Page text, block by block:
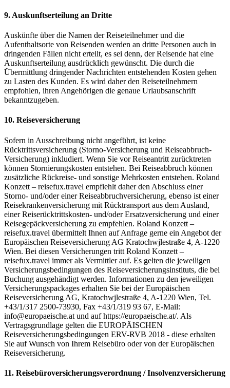
9. Auskunftserteilung an Dritte
Auskünfte über die Namen der Reiseteilnehmer und die
Aufenthaltsorte von Reisenden werden an dritte Personen auch in
dringenden Fällen nicht erteilt, es sei denn, der Reisende hat eine
Auskunftserteilung ausdrücklich gewünscht. Die durch die
Übermittlung dringender Nachrichten entstehenden Kosten gehen
zu Lasten des Kunden. Es wird daher den Reiseteilnehmern
empfohlen, ihren Angehörigen die genaue Urlaubsanschrift
bekanntzugeben.
10. Reiseversicherung
Sofern in Ausschreibung nicht angeführt, ist keine
Rücktrittsversicherung (Storno-Versicherung und Reiseabbruch-
Versicherung) inkludiert. Wenn Sie vor Reiseantritt zurücktreten
können Stornierungskosten entstehen. Bei Reiseabbruch können
zusätzliche Rückreise- und sonstige Mehrkosten entstehen. Roland
Konzett – reisefux.travel empfiehlt daher den Abschluss einer
Storno- und/oder einer Reiseabbruchversicherung, ebenso ist einer
Reisekrankenversicherung mit Rücktransport aus dem Ausland,
einer Reiserücktrittskosten- und/oder Ersatzversicherung und einer
Reisegepäckversicherung zu empfehlen. Roland Konzett –
reisefux.travel übermittelt Ihnen auf Anfrage gerne ein Angebot der
Europäischen Reiseversicherung AG Kratochwjlestraße 4, A-1220
Wien. Bei diesen Versicherungen tritt Roland Konzett –
reisefux.travel immer als Vermittler auf. Es gelten die jeweiligen
Versicherungsbedingungen des Reiseversicherungsinstituts, die bei
Buchung ausgehändigt werden. Informationen zu den jeweiligen
Versicherungspackages erhalten Sie bei der Europäischen
Reiseversicherung AG, Kratochwjlestraße 4, A-1220 Wien, Tel.
+43/1/317 2500-73930, Fax +43/1/319 93 67, E-Mail:
info@europaeische.at und auf https://europaeische.at/. Als
Vertragsgrundlage gelten die EUROPÄISCHEN
Reiseversicherungsbedingungen ERV-RVB 2018 - diese erhalten
Sie auf Wunsch von Ihrem Reisebüro oder von der Europäischen
Reiseversicherung.
11. Reisebüroversicherungsverordnung / Insolvenzversicherung